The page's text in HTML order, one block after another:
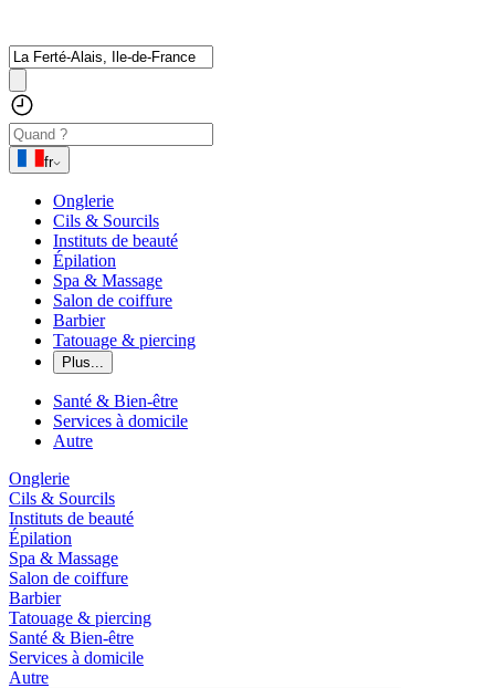
fr
Onglerie
Cils & Sourcils
Instituts de beauté
Épilation
Spa & Massage
Salon de coiffure
Barbier
Tatouage & piercing
Plus...
Santé & Bien-être
Services à domicile
Autre
Onglerie
Cils & Sourcils
Instituts de beauté
Épilation
Spa & Massage
Salon de coiffure
Barbier
Tatouage & piercing
Santé & Bien-être
Services à domicile
Autre